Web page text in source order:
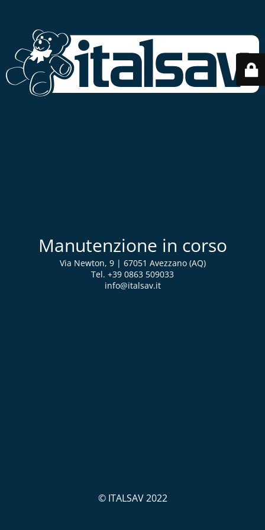
Manutenzione in corso
Via Newton, 9 | 67051 Avezzano (AQ)
Tel. +39 0863 509033
info@italsav.it
© ITALSAV 2022